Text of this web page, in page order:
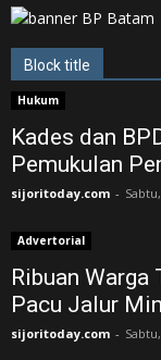
Block title
Hukum
Kades dan
Pemukulan
sijoritoday.com -
Advertorial
Ribuan Warga
Pacu Jalur
sijoritoday.com -